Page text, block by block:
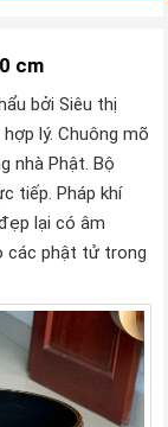
cm
bởi Siêu thị
lý. Chuông mõ
nhà Phật. Bộ
tiếp. Pháp khí
lại có âm
các phật tử trong